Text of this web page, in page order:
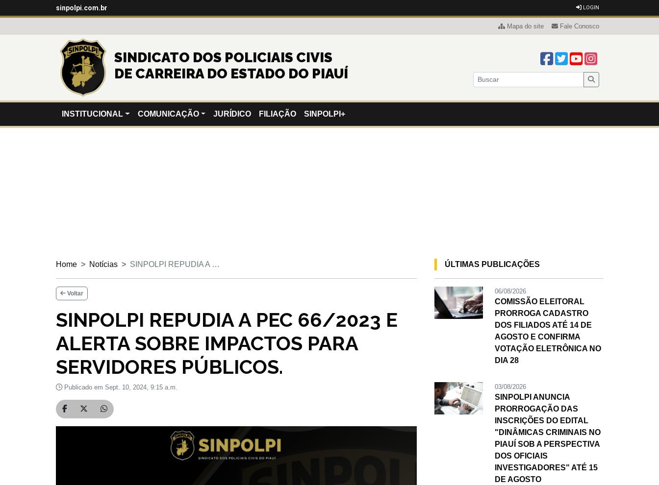
sinpolpi.com.br LOGIN
Mapa do site Fale Conosco
SINDICATO DOS POLICIAIS CIVIS
DE CARREIRA DO ESTADO DO PIAUÍ
INSTITUCIONAL COMUNICAÇÃO JURÍDICO FILIAÇÃO SINPOLPI+
Home Notícias SINPOLPI REPUDIA A …
Voltar
SINPOLPI REPUDIA A PEC 66/2023 E
ALERTA SOBRE IMPACTOS PARA
SERVIDORES PÚBLICOS.
Publicado em Sept. 10, 2024, 9:15 a.m.
Compartilhar no Facebook
Compartilhar no Twitter
Compartilhar no WhatsApp
ÚLTIMAS PUBLICAÇÕES
06/08/2026
COMISSÃO ELEITORAL
PRORROGA CADASTRO
DOS FILIADOS ATÉ 14 DE
AGOSTO E CONFIRMA
VOTAÇÃO ELETRÔNICA NO
DIA 28
03/08/2026
SINPOLPI ANUNCIA
PRORROGAÇÃO DAS
INSCRIÇÕES DO EDITAL
"DINÂMICAS CRIMINAIS NO
PIAUÍ SOB A PERSPECTIVA
DOS OFICIAIS
INVESTIGADORES" ATÉ 15
DE AGOSTO